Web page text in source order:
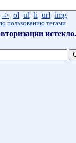
-> ol ul li url img
пользованию тегами
истекло.